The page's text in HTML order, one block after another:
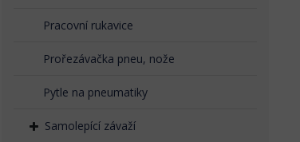
Pracovní rukavice
Prořezávačka pneu, nože
Pytle na pneumatiky
Samolepící závaží